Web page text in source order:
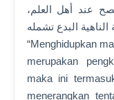
عند أهل العلم،
“Menghidupkan
merupakan
maka ini
menerangkan